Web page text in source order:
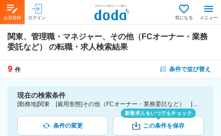
会員登録 ログイン 気になる メニュー
関東、管理職・マネジャー、その他（FCオーナー・業務
委託など）
の転職・求人検索結果
9 件 条件で並び替え
現在の検索条件
[勤務地]関東 [雇用形態]その他（FCオーナー・業務委託など） [詳細条件](仕事内容)管理職・マネジャー
条件の変更
新着求人をいつでもチェック
この条件を保存